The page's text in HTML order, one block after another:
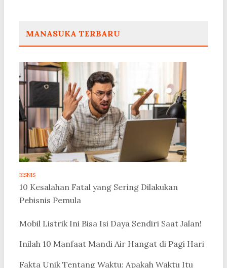
MANASUKA TERBARU
BISNIS
10 Kesalahan Fatal yang Sering Dilakukan
Pebisnis Pemula
Mobil Listrik Ini Bisa Isi Daya Sendiri Saat Jalan!
Inilah 10 Manfaat Mandi Air Hangat di Pagi Hari
Fakta Unik Tentang Waktu: Apakah Waktu Itu